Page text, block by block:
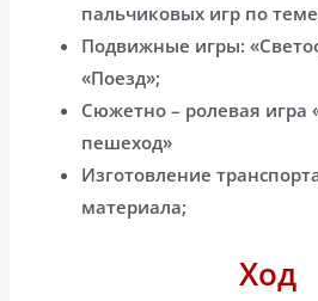
пальчиковых игр по
Подвижные игры:
«Поезд»;
Сюжетно – ролевая игра
пешеход»
Изготовление
материала;
Ход